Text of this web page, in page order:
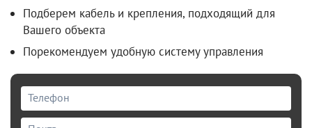
Подберем кабель и крепления, подходящий для
Вашего объекта
Порекомендуем удобную систему управления